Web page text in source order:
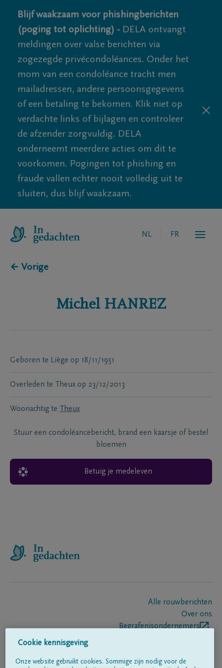
Blijf waakzaam voor phishingberichten
(poging tot oplichting) - DELA ontvangt
meldingen over valse berichten via
zogezegde privécondoléances. Onder het
mom van een condoléance tracht men
mailadressen, andere persoonsgegevens
of een betaling te bekomen. Klik niet op
verdachte links of bijlagen en controleer
de afzender zorgvuldig. DELA
onderneemt meerdere acties om dit te
voorkomen. Pogingen tot phishing en
fraude vallen echter nooit volledig uit te
sluiten, dus blijf waakzaam.
NL FR
← Vorige
Michel HANREZ
Geboren te Liège op 18/11/1951
Overleden te Theux op 23/12/2013
Woonachtig te Theux
Stuur een condoléancebericht, brand een kaarsje of bestel
bloemen
Betuig je medeleven
Alle rouwberichten
Over ons
Begrafenisondernemers
Cookie kennisgeving
Onze website gebruikt cookies. Sommige zijn nodig voor de